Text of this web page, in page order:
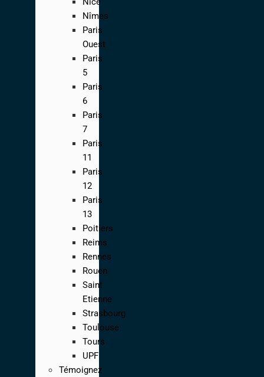
Nîmes
Paris
Ouest
Paris
5
Paris
6
Paris
7
Paris
11
Paris
12
Paris
13
Poitiers
Reims
Rennes
Rouen
Saint
Etienne
Strasbourg
Toulouse
Tours
UPF
Témoignez